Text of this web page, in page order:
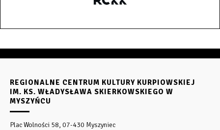
REGIONALNE CENTRUM KULTURY KURPIOWSKIEJ
IM. KS. WŁADYSŁAWA SKIERKOWSKIEGO W
MYSZYŃCU
Plac Wolności 58, 07-430 Myszyniec